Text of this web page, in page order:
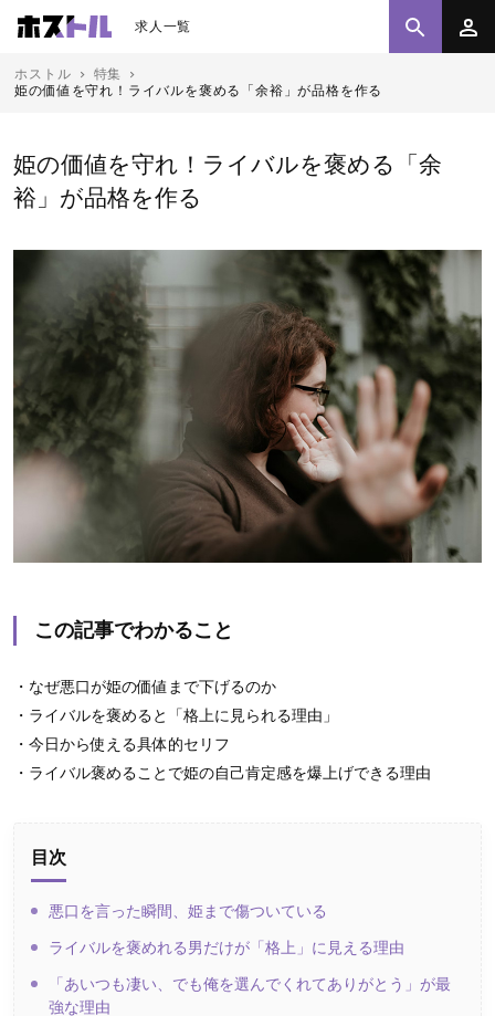
求人一覧
ホストル
特集
姫の価値を守れ！ライバルを褒める「余裕」が品格を作る
姫の価値を守れ！ライバルを褒める「余
裕」が品格を作る
この記事でわかること
・なぜ悪口が姫の価値まで下げるのか
・ライバルを褒めると「格上に見られる理由」
・今日から使える具体的セリフ
・ライバル褒めることで姫の自己肯定感を爆上げできる理由
目次
悪口を言った瞬間、姫まで傷ついている
ライバルを褒めれる男だけが「格上」に見える理由
「あいつも凄い、でも俺を選んでくれてありがとう」が最
強な理由